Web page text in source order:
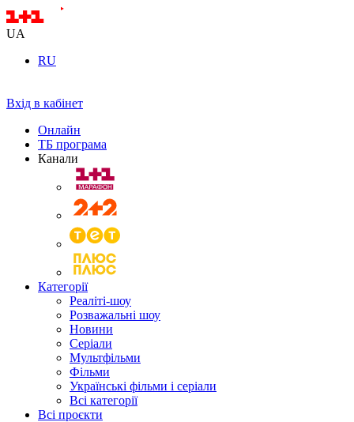
UA
RU
Вхід в кабінет
Онлайн
ТБ програма
Канали
Категорії
Реаліті-шоу
Розважальні шоу
Новини
Серіали
Мультфільми
Фільми
Українські фільми і серіали
Всі категорії
Всі проєкти